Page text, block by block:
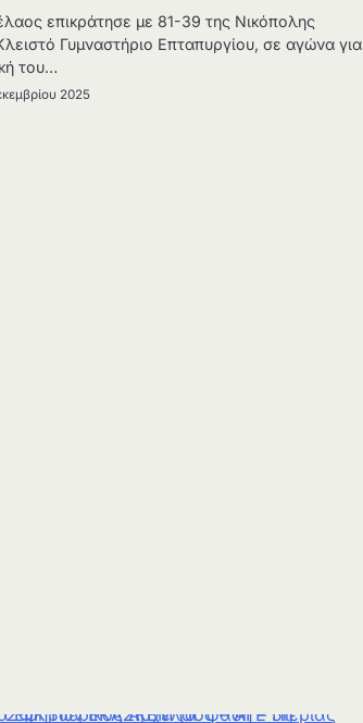
επικράτησε με 81-39 της Νικόπολης
Γυμναστήριο Επταπυργίου, σε αγώνα για
του…
2025